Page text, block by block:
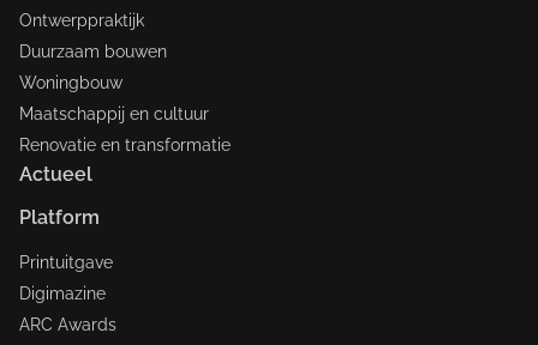
Ontwerppraktijk
Duurzaam bouwen
Woningbouw
Maatschappij en cultuur
Renovatie en transformatie
Actueel
Platform
Printuitgave
Digimazine
ARC Awards